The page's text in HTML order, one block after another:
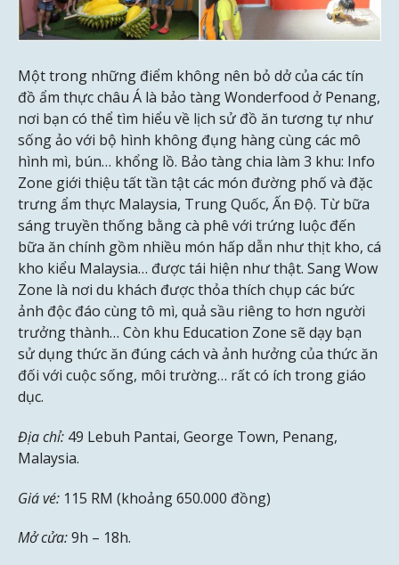
Một trong những điểm không nên bỏ dở của các tín
đồ ẩm thực châu Á là bảo tàng Wonderfood ở Penang,
nơi bạn có thể tìm hiểu về lịch sử đồ ăn tương tự như
sống ảo với bộ hình không đụng hàng cùng các mô
hình mì, bún… khổng lồ. Bảo tàng chia làm 3 khu: Info
Zone giới thiệu tất tần tật các món đường phố và đặc
trưng ẩm thực Malaysia, Trung Quốc, Ấn Độ. Từ bữa
sáng truyền thống bằng cà phê với trứng luộc đến
bữa ăn chính gồm nhiều món hấp dẫn như thịt kho, cá
kho kiểu Malaysia… được tái hiện như thật. Sang Wow
Zone là nơi du khách được thỏa thích chụp các bức
ảnh độc đáo cùng tô mì, quả sầu riêng to hơn người
trưởng thành… Còn khu Education Zone sẽ dạy bạn
sử dụng thức ăn đúng cách và ảnh hưởng của thức ăn
đối với cuộc sống, môi trường… rất có ích trong giáo
dục.
Địa chỉ: 49 Lebuh Pantai, George Town, Penang,
Malaysia.
Giá vé: 115 RM (khoảng 650.000 đồng)
Mở cửa:9h – 18h.